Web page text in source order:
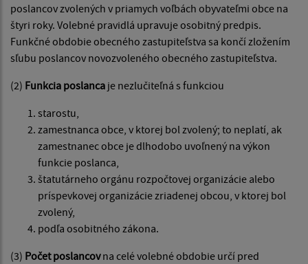
poslancov zvolených v priamych voľbách obyvateľmi obce na
štyri roky. Volebné pravidlá upravuje osobitný predpis.
Funkčné obdobie obecného zastupiteľstva sa končí zložením
sľubu poslancov novozvoleného obecného zastupiteľstva.
(2) Funkcia poslanca je nezlučiteľná s funkciou
starostu,
zamestnanca obce, v ktorej bol zvolený; to neplatí, ak
zamestnanec obce je dlhodobo uvoľnený na výkon
funkcie poslanca,
štatutárneho orgánu rozpočtovej organizácie alebo
príspevkovej organizácie zriadenej obcou, v ktorej bol
zvolený,
podľa osobitného zákona.
(3) Počet poslancovna celé volebné obdobie určí pred